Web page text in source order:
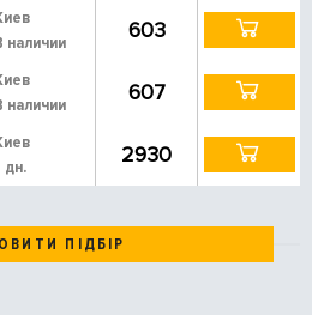
наличии
603
наличии
607
дн.
2930
ПІДБІР